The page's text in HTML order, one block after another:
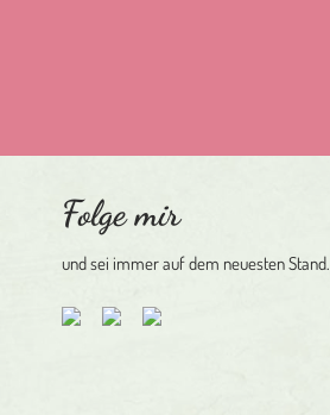
Folge mir
und sei immer auf dem neuesten Stand.